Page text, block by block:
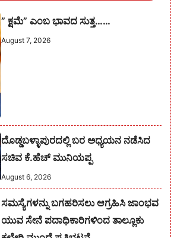
” ಕ್ಷಮೆ” ಎಂಬ ಭಾವದ ಸುತ್ತ……
August 7, 2026
ದೊಡ್ಡಬಳ್ಳಾಪುರದಲ್ಲಿ ಬರ ಅಧ್ಯಯನ ನಡೆಸಿದ
ಸಚಿವ ಕೆ.ಹೆಚ್ ಮುನಿಯಪ್ಪ
August 6, 2026
ಸಮಸ್ಯೆಗಳನ್ನು ಬಗಹರಿಸಲು ಆಗ್ರಹಿಸಿ ಜಾಂಭವ
ಯುವ ಸೇನೆ ಪದಾಧಿಕಾರಿಗಳಿಂದ ತಾಲ್ಲೂಕು